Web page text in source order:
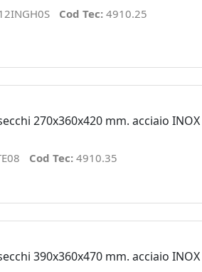
Cod Tec: 4910.25
270x360x420 mm. acciaio INOX
Cod Tec: 4910.35
390x360x470 mm. acciaio INOX